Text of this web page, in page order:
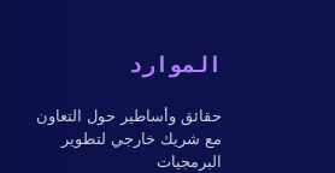
الموارد
حقائق وأساطير حول التعاون
مع شريك خارجي لتطوير
البرمجيات